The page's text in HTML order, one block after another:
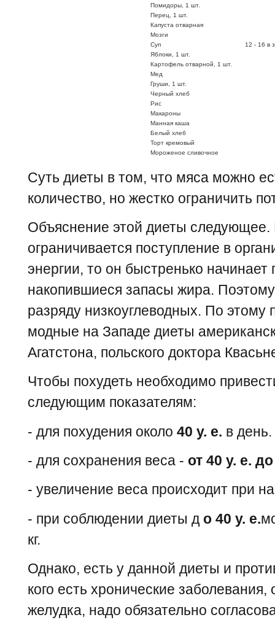
Помидоры, 1 шт.
Перец, 1 шт.
Капуста отварная
Мозги
Суп
12 - 16 в
Яблоки, 1 шт.
Картофель отварной, 1 шт.
Мед
Груши, 1 шт.
Черный хлеб
Рис
Макароны
Манная каша
Белый хлеб
Торт кремовый
Мороженое сливочное
Суть диеты в том, что мяса можно
количество, но жестко ограничить
Объяснение этой диеты следующее.
ограничивается поступление в
энергии, то он быстренько начинает
накопившиеся запасы жира.
разряду низкоуглеводных. По этому
модные на Западе диеты
Агатстона, польского доктора
Чтобы похудеть необходимо
следующим показателям:
- для похудения около 40 у. е. в день.
- для сохранения веса - от 40 у. е.
- увеличение веса происходит при
- при соблюдении диеты д о 40 у. е.
кг.
Однако, есть у данной диеты и
кого есть хронические
желудка, надо обязательно